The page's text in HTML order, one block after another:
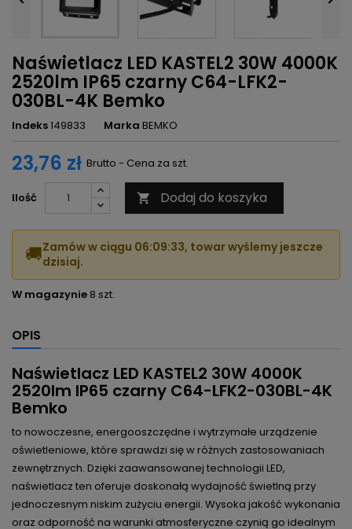
Naświetlacz LED KASTEL2 30W 4000K
2520lm IP65 czarny C64-LFK2-
030BL-4K Bemko
Indeks149833 Marka BEMKO
23,76 zł Brutto - Cena za szt.
Ilość  Dodaj do koszyka
🚚Zamów w ciągu 06:09:33, towar wyślemy jeszcze
dzisiaj.
W magazynie 8 szt.
OPIS
Naświetlacz LED KASTEL2 30W 4000K
2520lm IP65 czarny C64-LFK2-030BL-4K
Bemko
to nowoczesne, energooszczędne i wytrzymałe urządzenie
oświetleniowe, które sprawdzi się w różnych zastosowaniach
zewnętrznych. Dzięki zaawansowanej technologii LED,
naświetlacz ten oferuje doskonałą wydajność świetlną przy
jednoczesnym niskim zużyciu energii. Wysoka jakość wykonania
oraz odporność na warunki atmosferyczne czynią go idealnym